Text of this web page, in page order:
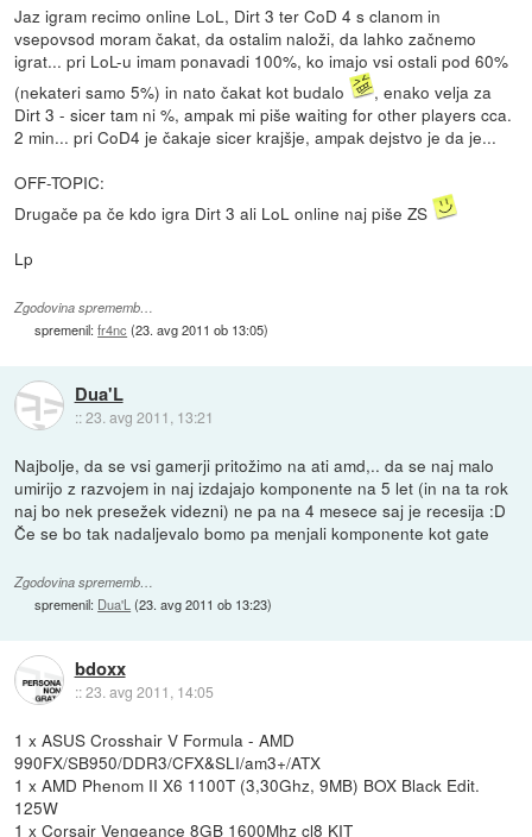
Jaz igram recimo online LoL, Dirt 3 ter CoD 4 s clanom in
vsepovsod moram čakat, da ostalim naloži, da lahko začnemo
igrat... pri LoL-u imam ponavadi 100%, ko imajo vsi ostali pod 60%
(nekateri samo 5%) in nato čakat kot budalo
, enako velja za
Dirt 3 - sicer tam ni %, ampak mi piše waiting for other players cca.
2 min... pri CoD4 je čakaje sicer krajšje, ampak dejstvo je da je...
OFF-TOPIC:
Drugače pa če kdo igra Dirt 3 ali LoL online naj piše ZS
Lp
Zgodovina sprememb…
spremenil:fr4nc (23. avg 2011 ob 13:05)
Dua'L
::23. avg 2011, 13:21
Najbolje, da se vsi gamerji pritožimo na ati amd,.. da se naj malo
umirijo z razvojem in naj izdajajo komponente na 5 let (in na ta rok
naj bo nek presežek videzni) ne pa na 4 mesece saj je recesija :D
Če se bo tak nadaljevalo bomo pa menjali komponente kot gate
Zgodovina sprememb…
spremenil: Dua'L (23. avg 2011 ob 13:23)
bdoxx
::23. avg 2011, 14:05
1 x ASUS Crosshair V Formula - AMD
990FX/SB950/DDR3/CFX&SLI/am3+/ATX
1 x AMD Phenom II X6 1100T (3,30Ghz, 9MB) BOX Black Edit.
125W
1 x Corsair Vengeance 8GB 1600Mhz cl8 KIT